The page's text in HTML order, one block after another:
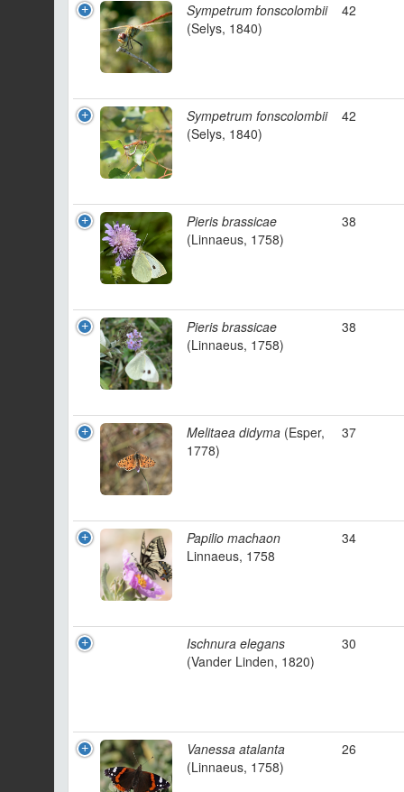
Sympetrum fonscolombii
(Selys, 1840)
42
Sympetrum fonscolombii
(Selys, 1840)
42
Pieris brassicae
(Linnaeus, 1758)
38
Pieris brassicae
(Linnaeus, 1758)
38
Melitaea didyma (Esper,
1778)
37
Papilio machaon
Linnaeus, 1758
34
Ischnura elegans
(Vander Linden, 1820)
30
Vanessa atalanta
(Linnaeus, 1758)
26